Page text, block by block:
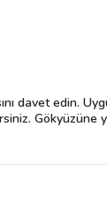
davet edin.
Gökyüzüne